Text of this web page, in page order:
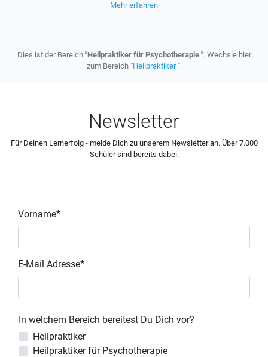
Mehr erfahren
Dies ist der Bereich "Heilpraktiker für Psychotherapie ". Wechsle hier
zum Bereich "Heilpraktiker ".
Newsletter
Für Deinen Lernerfolg - melde Dich zu unserem Newsletter an. Über 7.000
Schüler sind bereits dabei.
Vorname*
E-Mail Adresse*
In welchem Bereich bereitest Du Dich vor?
Heilpraktiker
Heilpraktiker für Psychotherapie